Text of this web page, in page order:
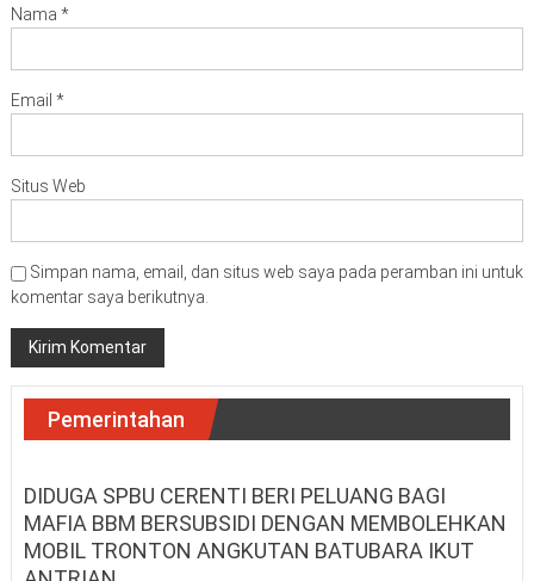
Nama *
Email *
Situs Web
Simpan nama, email, dan situs web saya pada peramban ini untuk
komentar saya berikutnya.
Pemerintahan
DIDUGA SPBU CERENTI BERI PELUANG BAGI
MAFIA BBM BERSUBSIDI DENGAN MEMBOLEHKAN
MOBIL TRONTON ANGKUTAN BATUBARA IKUT